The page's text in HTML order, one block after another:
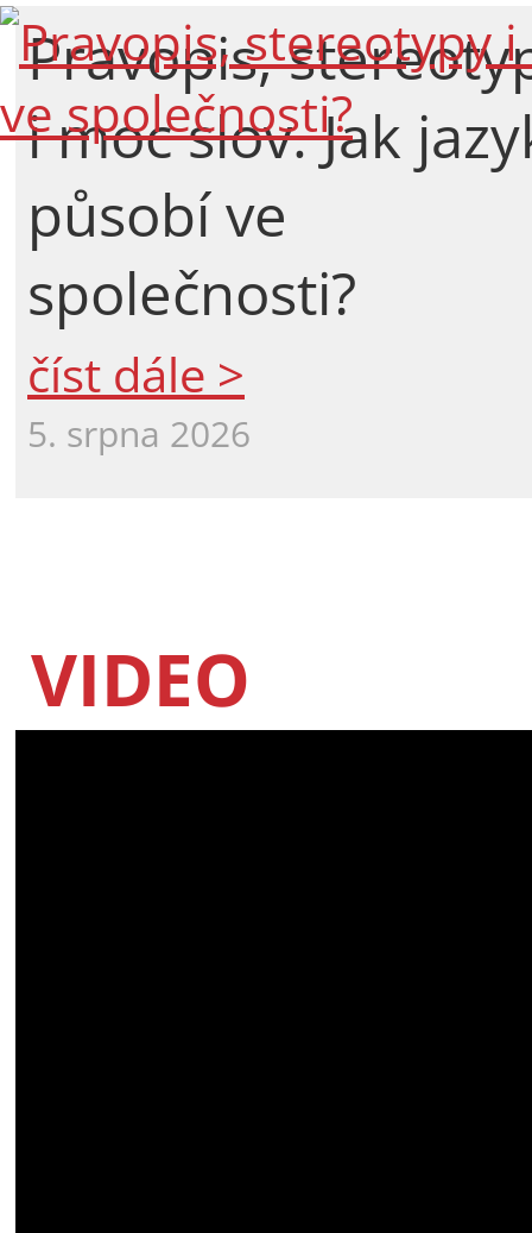
Pravopis,
i moc slov. Jak
působí ve
společnosti?
číst dále >
5. srpna 2026
VIDEO